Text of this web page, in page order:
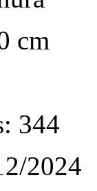
cm
344
2024